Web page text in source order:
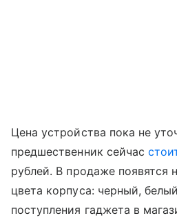
Цена устройства пока не
предшественник сейчас
рублей. В продаже появятся
цвета корпуса: черный,
поступления гаджета в